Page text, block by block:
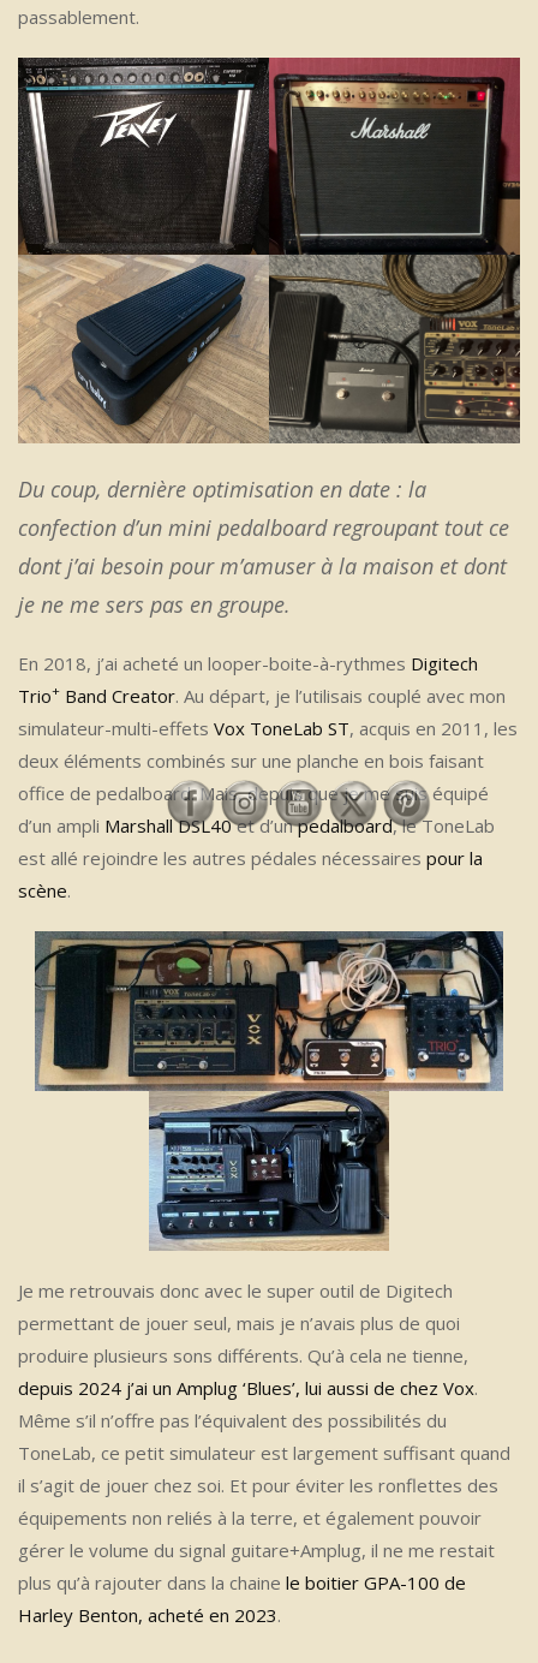
passablement.
Du coup, dernière optimisation en date : la
confection d’un mini pedalboard regroupant tout ce
dont j’ai besoin pour m’amuser à la maison et dont
je ne me sers pas en groupe.
En 2018, j’ai acheté un looper-boite-à-rythmes Digitech
Trio+ Band Creator. Au départ, je l’utilisais couplé avec mon
simulateur-multi-effets Vox ToneLab ST, acquis en 2011, les
deux éléments combinés sur une planche en bois faisant
office de pedalboard. Mais, depuis que je me suis équipé
d’un ampli Marshall DSL40et d’unpedalboard, le ToneLab
est allé rejoindre les autres pédales nécessaires pour la
scène.
Je me retrouvais donc avec le super outil de Digitech
permettant de jouer seul, mais je n’avais plus de quoi
produire plusieurs sons différents. Qu’à cela ne tienne,
depuis 2024 j’ai un Amplug ‘Blues’, lui aussi de chez Vox.
Même s’il n’offre pas l’équivalent des possibilités du
ToneLab, ce petit simulateur est largement suffisant quand
il s’agit de jouer chez soi. Et pour éviter les ronflettes des
équipements non reliés à la terre, et également pouvoir
gérer le volume du signal guitare+Amplug, il ne me restait
plus qu’à rajouter dans la chaine le boitier GPA-100 de
Harley Benton, acheté en 2023.